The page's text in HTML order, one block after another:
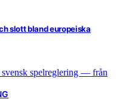
slott bland europeiska